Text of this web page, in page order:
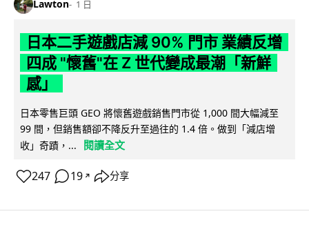
Lawton 1 日
日本二手遊戲店減 90% 門市 業績反增
四成 "懷舊"在 Z 世代變成最潮「新鮮
感」
日本零售巨頭 GEO 將懷舊遊戲銷售門市從 1,000 間大幅減至
99 間，但銷售額卻不降反升至過往的 1.4 倍。做到「減店增
收」奇蹟，...
閱讀全文
247 19 ↗ 分享